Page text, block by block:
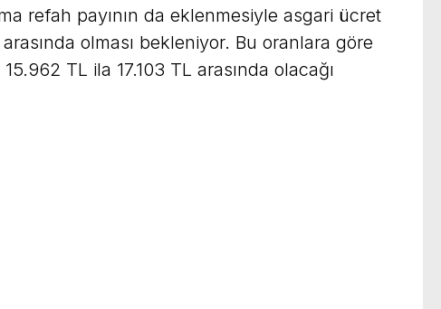
refah payının da eklenmesiyle asgari ücret
olması bekleniyor. Bu oranlara göre
TL ila 17.103 TL arasında olacağı